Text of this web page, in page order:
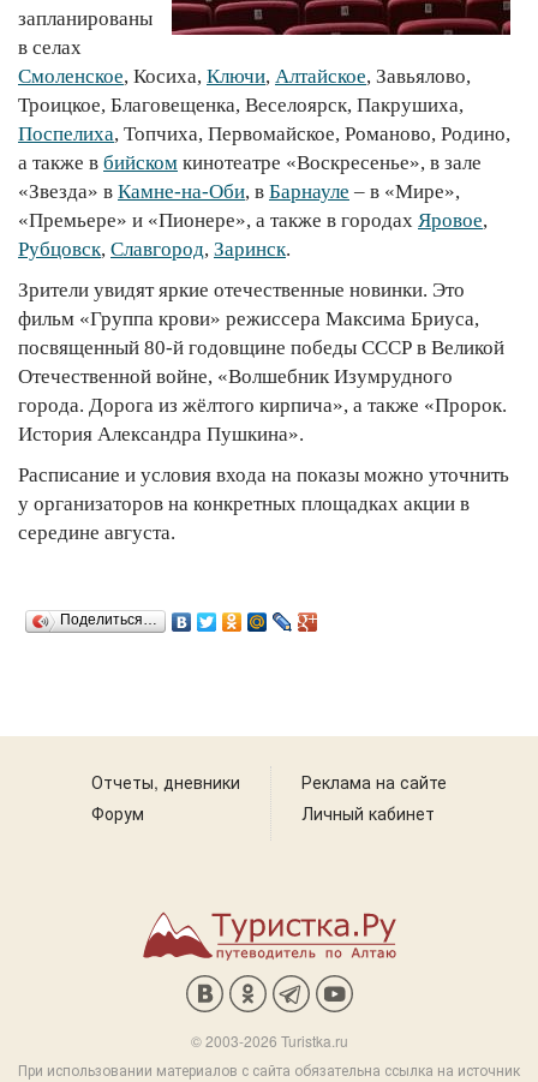
запланированы
в селах
Смоленское, Косиха, Ключи, Алтайское, Завьялово,
Троицкое, Благовещенка, Веселоярск, Пакрушиха,
Поспелиха, Топчиха, Первомайское, Романово, Родино,
а также в бийском кинотеатре «Воскресенье», в зале
«Звезда» в Камне-на-Оби, в Барнауле – в «Мире»,
«Премьере» и «Пионере», а также в городах Яровое,
Рубцовск, Славгород, Заринск.
Зрители увидят яркие отечественные новинки. Это
фильм «Группа крови» режиссера Максима Бриуса,
посвященный 80-й годовщине победы СССР в Великой
Отечественной войне, «Волшебник Изумрудного
города. Дорога из жёлтого кирпича», а также «Пророк.
История Александра Пушкина».
Расписание и условия входа на показы можно уточнить
у организаторов на конкретных площадках акции в
середине августа.
Поделиться…
Отчеты, дневники
Форум
Реклама на сайте
Личный кабинет
© 2003-2026 Turistka.ru
При использовании материалов с сайта обязательна ссылка на источник